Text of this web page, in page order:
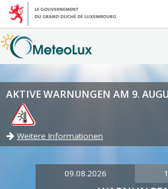
AKTIVE WARNUNGEN AM 9.
Weitere Informationen
09.08.2026